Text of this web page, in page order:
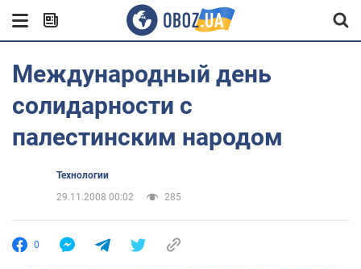
Международный день
солидарности с
палестинским народом
Технологии
29.11.2008 00:02
285
0